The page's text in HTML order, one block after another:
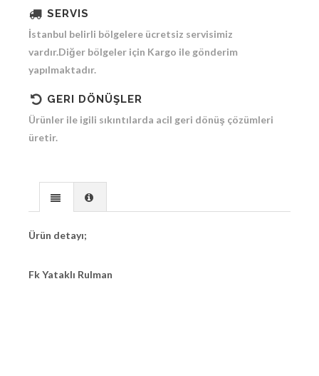
SERVIS
İstanbul belirli bölgelere ücretsiz servisimiz
vardır.Diğer bölgeler için Kargo ile gönderim
yapılmaktadır.
GERI DÖNÜŞLER
Ürünler ile igili sıkıntılarda acil geri dönüş çözümleri
üretir.
Ürün detayı;
Fk Yataklı Rulman